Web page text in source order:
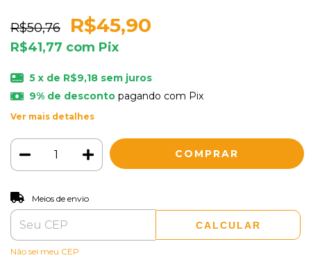
R$50,76 R$45,90
R$41,77 com Pix
5 x de R$9,18 sem juros
9% de descontopagando com Pix
Ver mais detalhes
Entregas para o CEP:
Meios de envio
CALCULAR
Não sei meu CEP